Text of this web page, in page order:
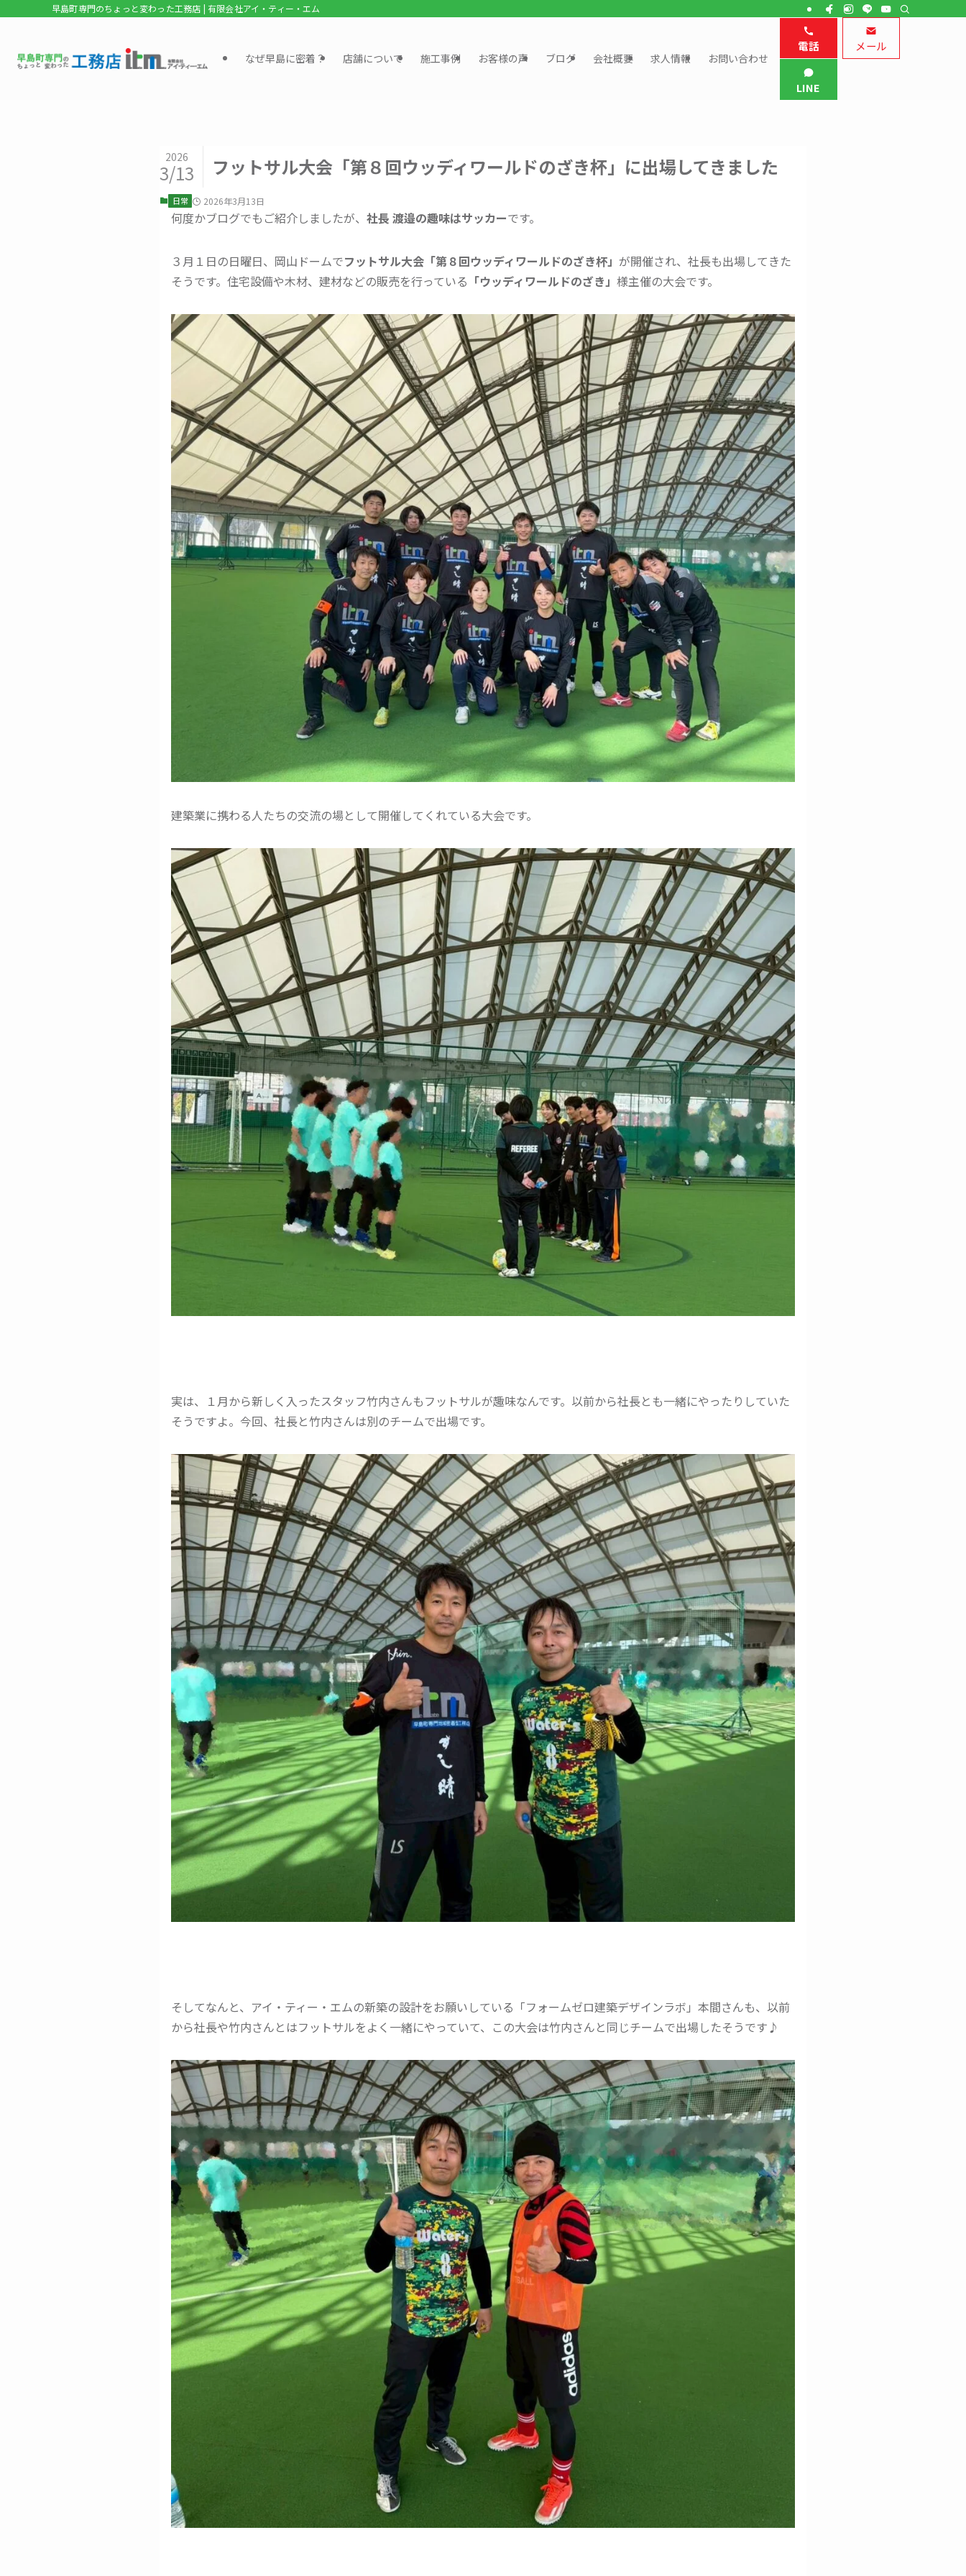
早島町専門のちょっと変わった工務店 | 有限会社アイ・ティー・エム
なぜ早島に密着？ 店舗について 施工事例 お客様の声 ブログ 会社概要 求人情報 お問い合わせ
電話 メール
LINE
フットサル大会「第８回ウッディワールドのざき杯」に出場してきました
2026
3/13
日常 2026年3月13日
何度かブログでもご紹介しましたが、 社長 渡邉の趣味はサッカーです。
３月１日の日曜日、岡山ドームでフットサル大会「第８回ウッディワールドのざき杯」 が開催され、社長も出場してきた
そうです。住宅設備や木材、建材などの販売を行っている 「ウッディワールドのざき」 様主催の大会です。
建築業に携わる人たちの交流の場として開催してくれている大会です。
実は、１月から新しく入ったスタッフ竹内さんもフットサルが趣味なんです。以前から社長とも一緒にやったりしていた
そうですよ。今回、社長と竹内さんは別のチームで出場です。
そしてなんと、アイ・ティー・エムの新築の設計をお願いしている「フォームゼロ建築デザインラボ」本間さんも、以前
から社長や竹内さんとはフットサルをよく一緒にやっていて、この大会は竹内さんと同じチームで出場したそうです♪